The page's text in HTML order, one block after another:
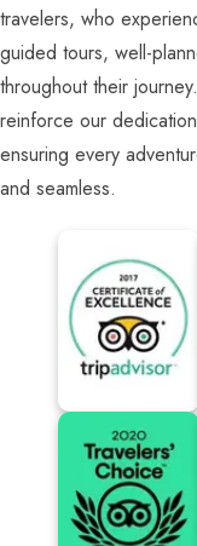
travelers, who
guided tours, well-
throughout their
reinforce our
ensuring every
and seamless.